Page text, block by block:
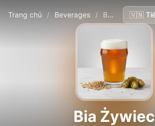
Trang chủ / Beverages / Bia Żywiec
Bia Żywiec